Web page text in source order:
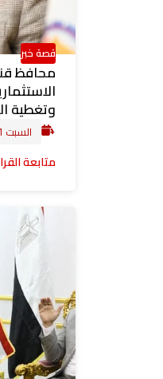
قصة خبر
محافظ
وتغطية
السبت 11 يوليو 2026 1:41 م
متابعة